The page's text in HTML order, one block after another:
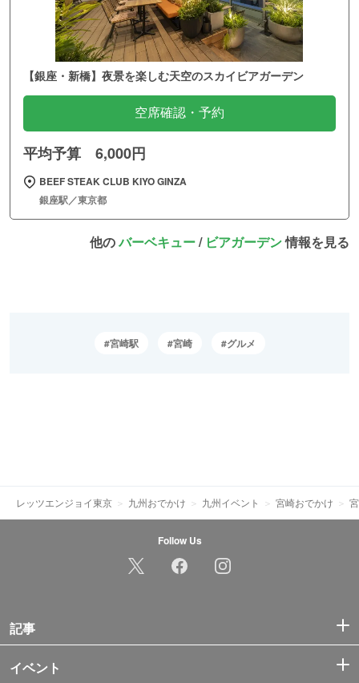
【銀座・新橋】夜景を楽しむ天空のスカイビアガーデン
空席確認・予約
平均予算 6,000円
BEEF STEAK CLUB KIYO GINZA
銀座駅／東京都
他のバーベキュー/ ビアガーデン情報を見る
宮崎駅 宮崎 グルメ
レッツエンジョイ東京 九州おでかけ 九州イベント 宮崎おでかけ
Follow Us
記事
イベント